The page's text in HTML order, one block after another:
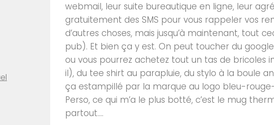
webmail, leur suite bureautique en ligne, leur
gratuitement des SMS pour vous rappeler vos
d’autres choses, mais jusqu’à maintenant, tout
pub). Et bien ça y est. On peut toucher du
ou vous pourrez achetez tout un tas de bricoles
il), du tee shirt au parapluie, du stylo à la boule
ça estampillé par la marque au logo bleu-
Perso, ce qui m’a le plus botté, c’est le mug
partout....